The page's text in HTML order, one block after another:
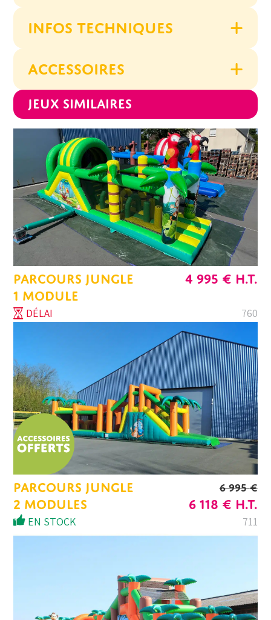
INFOS TECHNIQUES
ACCESSOIRES
Jeux similaires
PARCOURS JUNGLE
1 MODULE
4 995 € H.T.
DÉLAI 760
PARCOURS JUNGLE
2 MODULES
6 995€
LE
INITIAL
995 €.
6 118 €LE
PRIX
118 €.
H.T.
EN STOCK 711